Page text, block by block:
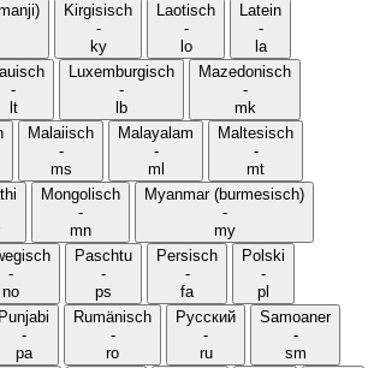
Kirgisisch
-
ky
Laotisch
-
lo
Latein
-
la
-
lt
Luxemburgisch
-
lb
Mazedonisch
-
mk
Malaiisch
-
ms
Malayalam
-
ml
Maltesisch
-
mt
Mongolisch
-
mn
Myanmar (burmesisch)
-
my
-
no
Paschtu
-
ps
Persisch
-
fa
Polski
-
pl
Punjabi
-
pa
Rumänisch
-
ro
Русский
-
ru
Samoaner
-
sm